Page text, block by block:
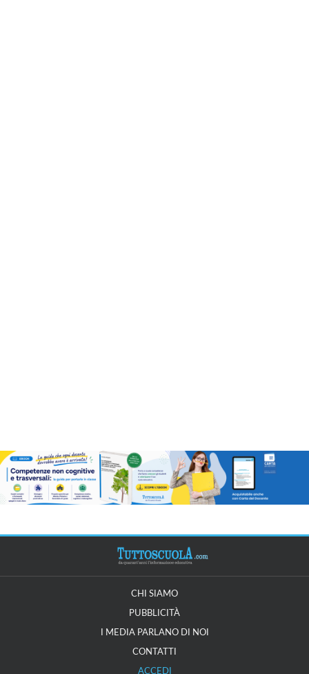
CHI SIAMO
PUBBLICITÀ
I MEDIA PARLANO DI NOI
CONTATTI
ACCEDI